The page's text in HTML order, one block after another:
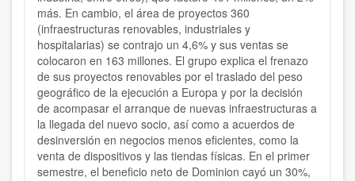
más. En cambio, el área de proyectos 360
(infraestructuras renovables, industriales y
hospitalarias) se contrajo un 4,6% y sus ventas se
colocaron en 163 millones. El grupo explica el frenazo
de sus proyectos renovables por el traslado del peso
geográfico de la ejecución a Europa y por la decisión
de acompasar el arranque de nuevas infraestructuras a
la llegada del nuevo socio, así como a acuerdos de
desinversión en negocios menos eficientes, como la
venta de dispositivos y las tiendas físicas. En el primer
semestre, el beneficio neto de Dominion cayó un 30%,